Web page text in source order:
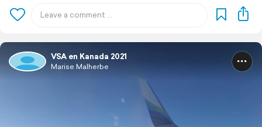
VSA en Kanada 2021
Marise Malherbe